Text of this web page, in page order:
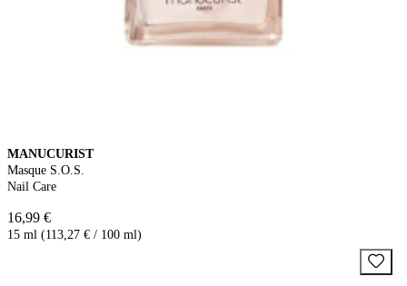
MANUCURIST
Masque S.O.S.
Nail Care
16,99 €
15 ml (113,27 € / 100 ml)